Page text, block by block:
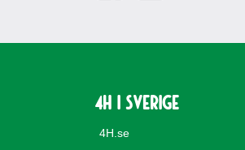
4H i Sverige
4H.se